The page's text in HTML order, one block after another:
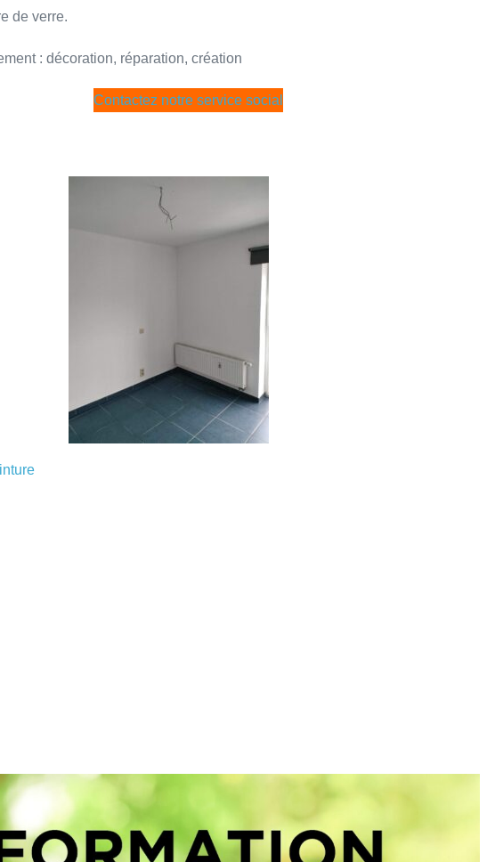
de verre.
: décoration, réparation, création
Contactez notre service social